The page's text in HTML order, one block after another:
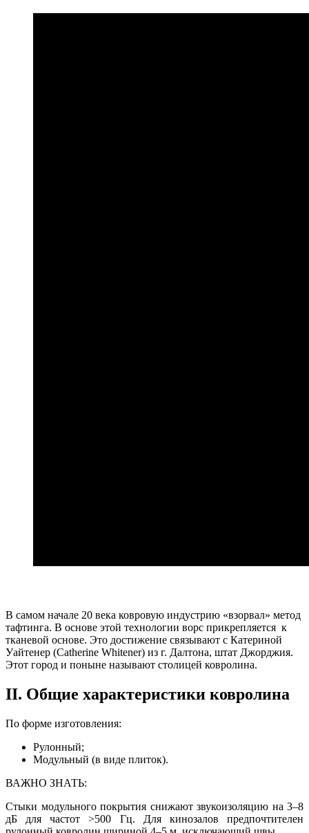
В самом начале 20 века ковровую индустрию «взорвал» метод
тафтинга. В основе этой технологии ворс прикрепляется к
тканевой основе. Это достижение связывают с Катериной
Уайтенер (Catherine Whitener) из г. Далтона, штат Джорджия.
Этот город и поныне называют столицей ковролина.
II. Общие характеристики ковролина
По форме изготовления:
Рулонный;
Модульный (в виде плиток).
ВАЖНО ЗНАТЬ:
Стыки модульного покрытия снижают звукоизоляцию на 3–8
дБ для частот >500 Гц. Для кинозалов предпочтителен